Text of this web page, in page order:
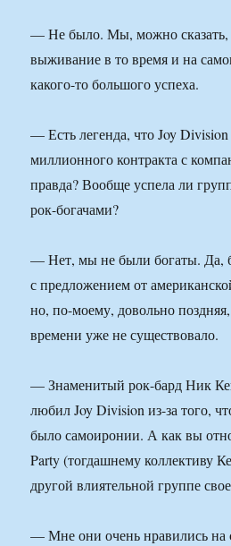
— Не было. Мы, можно сказать,
выживание в то время и на
какого-то большого успеха.
— Есть легенда, что Joy Division
миллионного контракта с
правда? Вообще успела ли
рок-богачами?
— Нет, мы не были богаты. Да,
с предложением от
но, по-моему, довольно
времени уже не существовало.
— Знаменитый рок-бард Ник
любил Joy Division из-за того,
было самоиронии. А как вы
Party (тогдашнему коллективу
другой влиятельной группе
— Мне они очень нравились на